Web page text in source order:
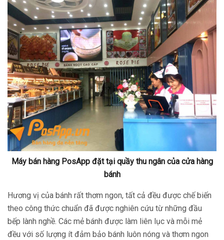
Máy bán hàng PosApp đặt tại quầy thu ngân của cửa hàng
bánh
Hương vị của bánh rất thơm ngon, tất cả đều được chế biến
theo công thức chuẩn đã được nghiên cứu từ những đầu
bếp lành nghề. Các mẻ bánh được làm liên lục và mỗi mẻ
đều với số lượng ít đảm bảo bánh luôn nóng và thơm ngon